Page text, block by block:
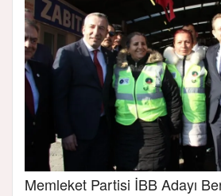
Memleket Partisi İBB Adayı